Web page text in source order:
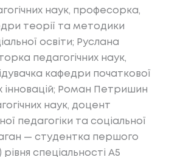
наук, професорка,
теорії та методики
освіти; Руслана
педагогічних наук,
кафедри початкової
інновацій; Роман Петришин
наук, доцент
педагогіки та соціальної
— студентка першого
спеціальності А5